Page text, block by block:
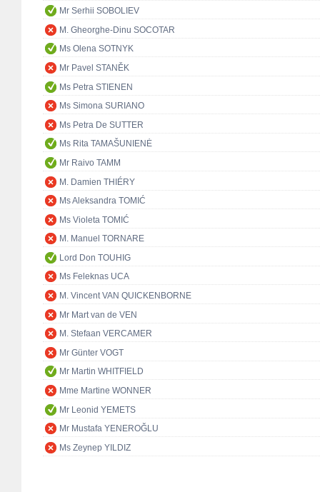
Mr Serhii SOBOLIEV
M. Gheorghe-Dinu SOCOTAR
Ms Olena SOTNYK
Mr Pavel STANĚK
Ms Petra STIENEN
Ms Simona SURIANO
Ms Petra De SUTTER
Ms Rita TAMAŠUNIENĖ
Mr Raivo TAMM
M. Damien THIÉRY
Ms Aleksandra TOMIĆ
Ms Violeta TOMIĆ
M. Manuel TORNARE
Lord Don TOUHIG
Ms Feleknas UCA
M. Vincent VAN QUICKENBORNE
Mr Mart van de VEN
M. Stefaan VERCAMER
Mr Günter VOGT
Mr Martin WHITFIELD
Mme Martine WONNER
Mr Leonid YEMETS
Mr Mustafa YENEROĞLU
Ms Zeynep YILDIZ